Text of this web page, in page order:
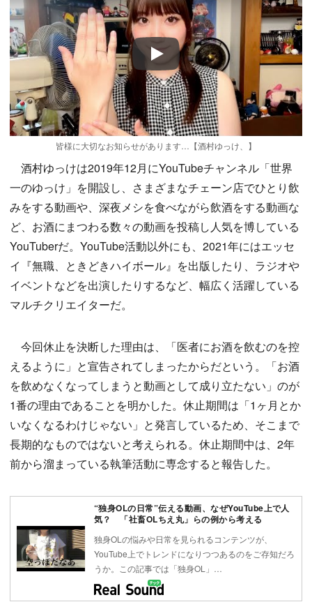
Play
皆様に大切なお知らせがあります…【酒村ゆっけ、】
酒村ゆっけは2019年12月にYouTubeチャンネル「世界
一のゆっけ」を開設し、さまざまなチェーン店でひとり飲
みをする動画や、深夜メシを食べながら飲酒をする動画な
ど、お酒にまつわる数々の動画を投稿し人気を博している
YouTuberだ。YouTube活動以外にも、2021年にはエッセ
イ『無職、ときどきハイボール』を出版したり、ラジオや
イベントなどを出演したりするなど、幅広く活躍している
マルチクリエイターだ。
今回休止を決断した理由は、「医者にお酒を飲むのを控
えるように」と宣告されてしまったからだという。「お酒
を飲めなくなってしまうと動画として成り立たない」のが
1番の理由であることを明かした。休止期間は「1ヶ月とか
いなくなるわけじゃない」と発言しているため、そこまで
長期的なものではないと考えられる。休止期間中は、2年
前から溜まっている執筆活動に専念すると報告した。
“独身OLの日常”伝える動画、なぜYouTube上で人
気？ 「社畜OLちえ丸」らの例から考える
独身OLの悩みや日常を見られるコンテンツが、
YouTube上でトレンドになりつつあるのをご存知だろ
うか。この記事では「独身OL」…